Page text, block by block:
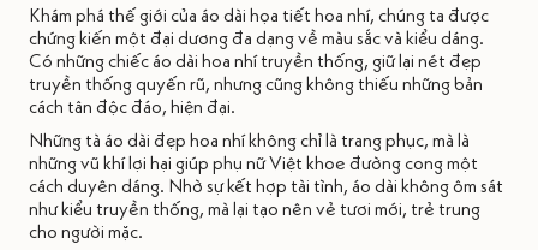
Khám phá thế giới của áo dài họa tiết hoa nhí, chúng ta được
chứng kiến một đại dương đa dạng về màu sắc và kiểu dáng.
Có những chiếc áo dài hoa nhí truyền thống, giữ lại nét đẹp
truyền thống quyến rũ, nhưng cũng không thiếu những bản
cách tân độc đáo, hiện đại.
Những tà áo dài đẹp hoa nhí không chỉ là trang phục, mà là
những vũ khí lợi hại giúp phụ nữ Việt khoe đường cong một
cách duyên dáng. Nhờ sự kết hợp tài tình, áo dài không ôm sát
như kiểu truyền thống, mà lại tạo nên vẻ tươi mới, trẻ trung
cho người mặc.